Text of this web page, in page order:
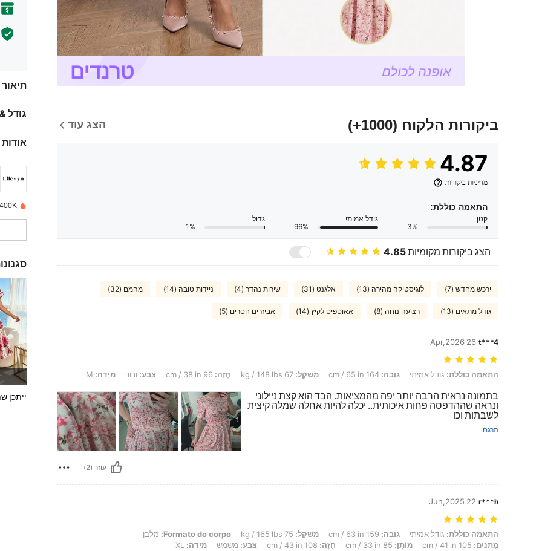
ביקורות הלקוח (1000+) הצג עוד
4.87
מדיניות ביקורות
התאמה כוללת:
קטן
3%
גודל אמיתי
96%
גדול
1%
הצג ביקורות מקומיות4.85
ירכש מחדש (7) לוגיסטיקה מהירה (13) אלגנט (31) שירות נהדר (4) ניידות טובה (14) מהמם (32)
גודל מתאים (13) רצועה נוחה (8) אאוטפיט לקיץ (14) אביזרים חסרים (5)
t***4
26 Apr,2026
התאמה כוללת: גודל אמיתי, גובה: 164 cm / 65 in, מִשׁקָל: 67 kg / 148 lbs, חָזֶה: 96 cm / 38 in, צבע: ורוד, מידה: M
התאמה כוללת: גודל אמיתי גובה: מִשׁקָל: חָזֶה: צבע: ורוד מידה:
בתמונה נראית הרבה יותר יפה מהמציאות. הבד הוא קצת ניילוני
ונראה שההדפסה פחות איכותית.. יכלה להיות אחלה שמלה קיצית
לשבתות וכו
תרגם
עוזר (2)
r***h
22 Jun,2025
התאמה כוללת: גודל אמיתי, גובה: 159 cm / 63 in, מִשׁקָל: 75 kg / 165 lbs, Formato do corpo: מלבן, מָתנַיִם: 105 cm / 41 in, מוֹתֶן: 85 cm / 33 in, חָזֶה: 108 cm / 43 in, צבע: משמש, מידה: XL
התאמה כוללת: גודל אמיתי גובה: מִשׁקָל: Formato do corpo: מלבן
מָתנַיִם:
מוֹתֶן: חָזֶה: צבע: משמש מידה:
תיאור
גודל
400K נמכרו לאחרונה
ייתכן